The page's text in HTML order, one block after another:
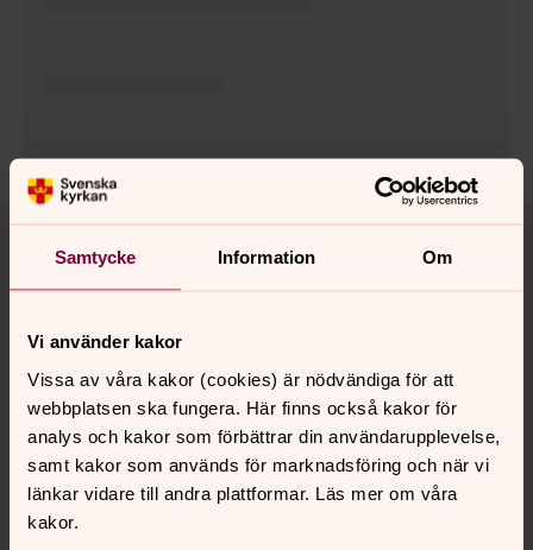
Samtycke Information Om
Vi använder kakor
Vissa av våra kakor (cookies) är nödvändiga för att
webbplatsen ska fungera. Här finns också kakor för
analys och kakor som förbättrar din användarupplevelse,
samt kakor som används för marknadsföring och när vi
länkar vidare till andra plattformar. Läs mer om våra
kakor.
Tillbaka till toppen
Tillbaka till innehållet
Kontakt
Kalender
Hitta snabbt